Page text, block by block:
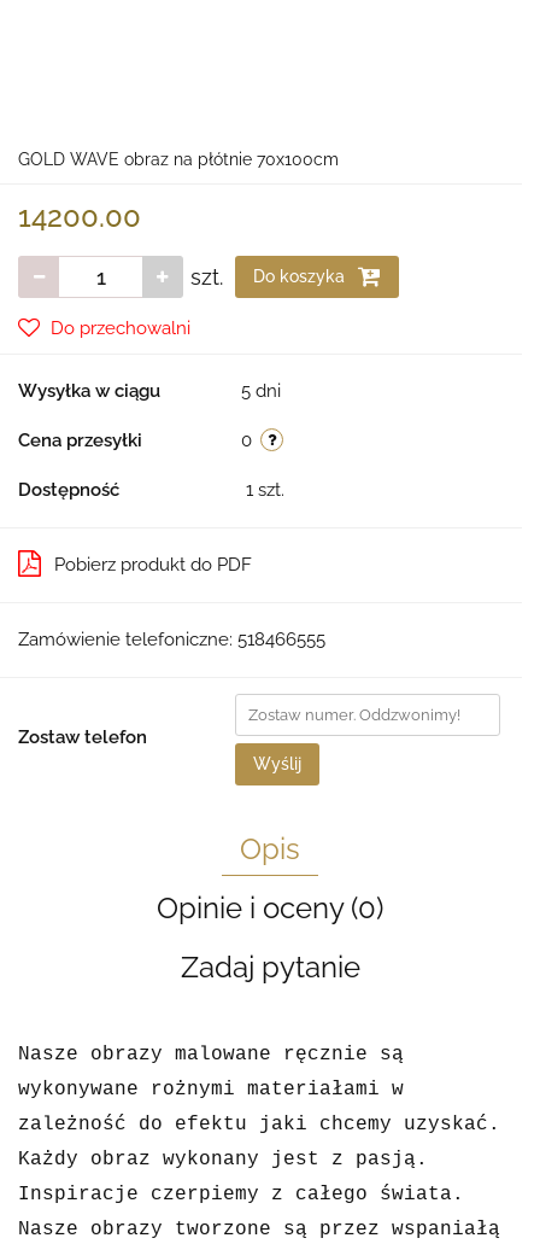
GOLD WAVE obraz na płótnie 70x100cm
14200.00
szt. Do koszyka
Do przechowalni
Wysyłka w ciągu 5 dni
Cena przesyłki 0
Dostępność 1 szt.
Pobierz produkt do PDF
Zamówienie telefoniczne: 518466555
Zostaw telefon
Wyślij
Opis
Opinie i oceny (0)
Zadaj pytanie
Nasze obrazy malowane ręcznie są
wykonywane rożnymi materiałami w
zależność do efektu jaki chcemy uzyskać.
Każdy obraz wykonany jest z pasją.
Inspiracje czerpiemy z całego świata.
Nasze obrazy tworzone są przez wspaniałą